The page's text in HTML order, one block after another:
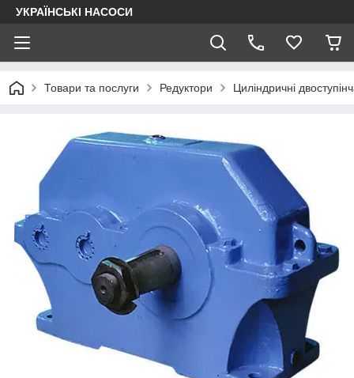
УКРАЇНСЬКІ НАСОСИ
Товари та послуги Редуктори Циліндричні